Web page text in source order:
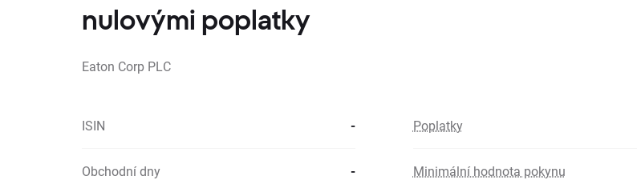
nulovými poplatky
Eaton Corp PLC
ISIN - Poplatky
Obchodní dny - Minimální hodnota pokynu